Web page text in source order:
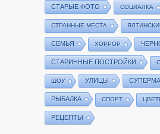
СТАРЫЕ ФОТО СОЦИАЛКА
СТРАННЫЕ МЕСТА
СЕМЬЯ ХОРРОР
СТАРИННЫЕ ПОСТРОЙКИ
ШОУ УЛИЦЫ
РЫБАЛКА СПОРТ
РЕЦЕПТЫ